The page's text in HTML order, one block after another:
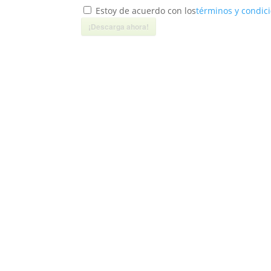
Estoy de acuerdo con lostérminos y
¡Descarga ahora!